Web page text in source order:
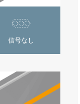
信号なし